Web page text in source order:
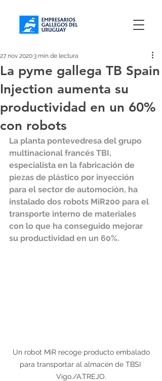
La pyme gallega TB Spain
Injection aumenta su
productividad en un 60%
con robots
27 nov 20203 min de lectura
La planta pontevedresa del grupo
multinacional francés TBI,
especialista en la fabricación de
piezas de plástico por inyección
para el sector de automoción, ha
instalado dos robots MiR200 para el
transporte interno de materiales
con lo que ha conseguido mejorar
su productividad en un 60%.
para transportar al almacén de TBSI
Vigo./A.TREJO.